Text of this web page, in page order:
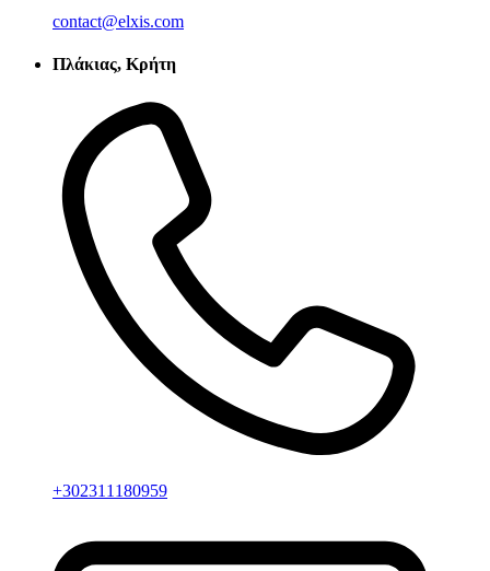
contact@elxis.com
Πλάκιας, Κρήτη
+302311180959